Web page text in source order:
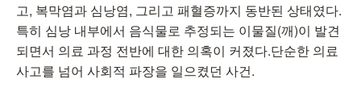
고, 복막염과 심낭염, 그리고 패혈증까지 동반된 상태였다.
특히 심낭 내부에서 음식물로 추정되는 이물질(깨)이 발견
되면서 의료 과정 전반에 대한 의혹이 커졌다.단순한 의료
사고를 넘어 사회적 파장을 일으켰던 사건.